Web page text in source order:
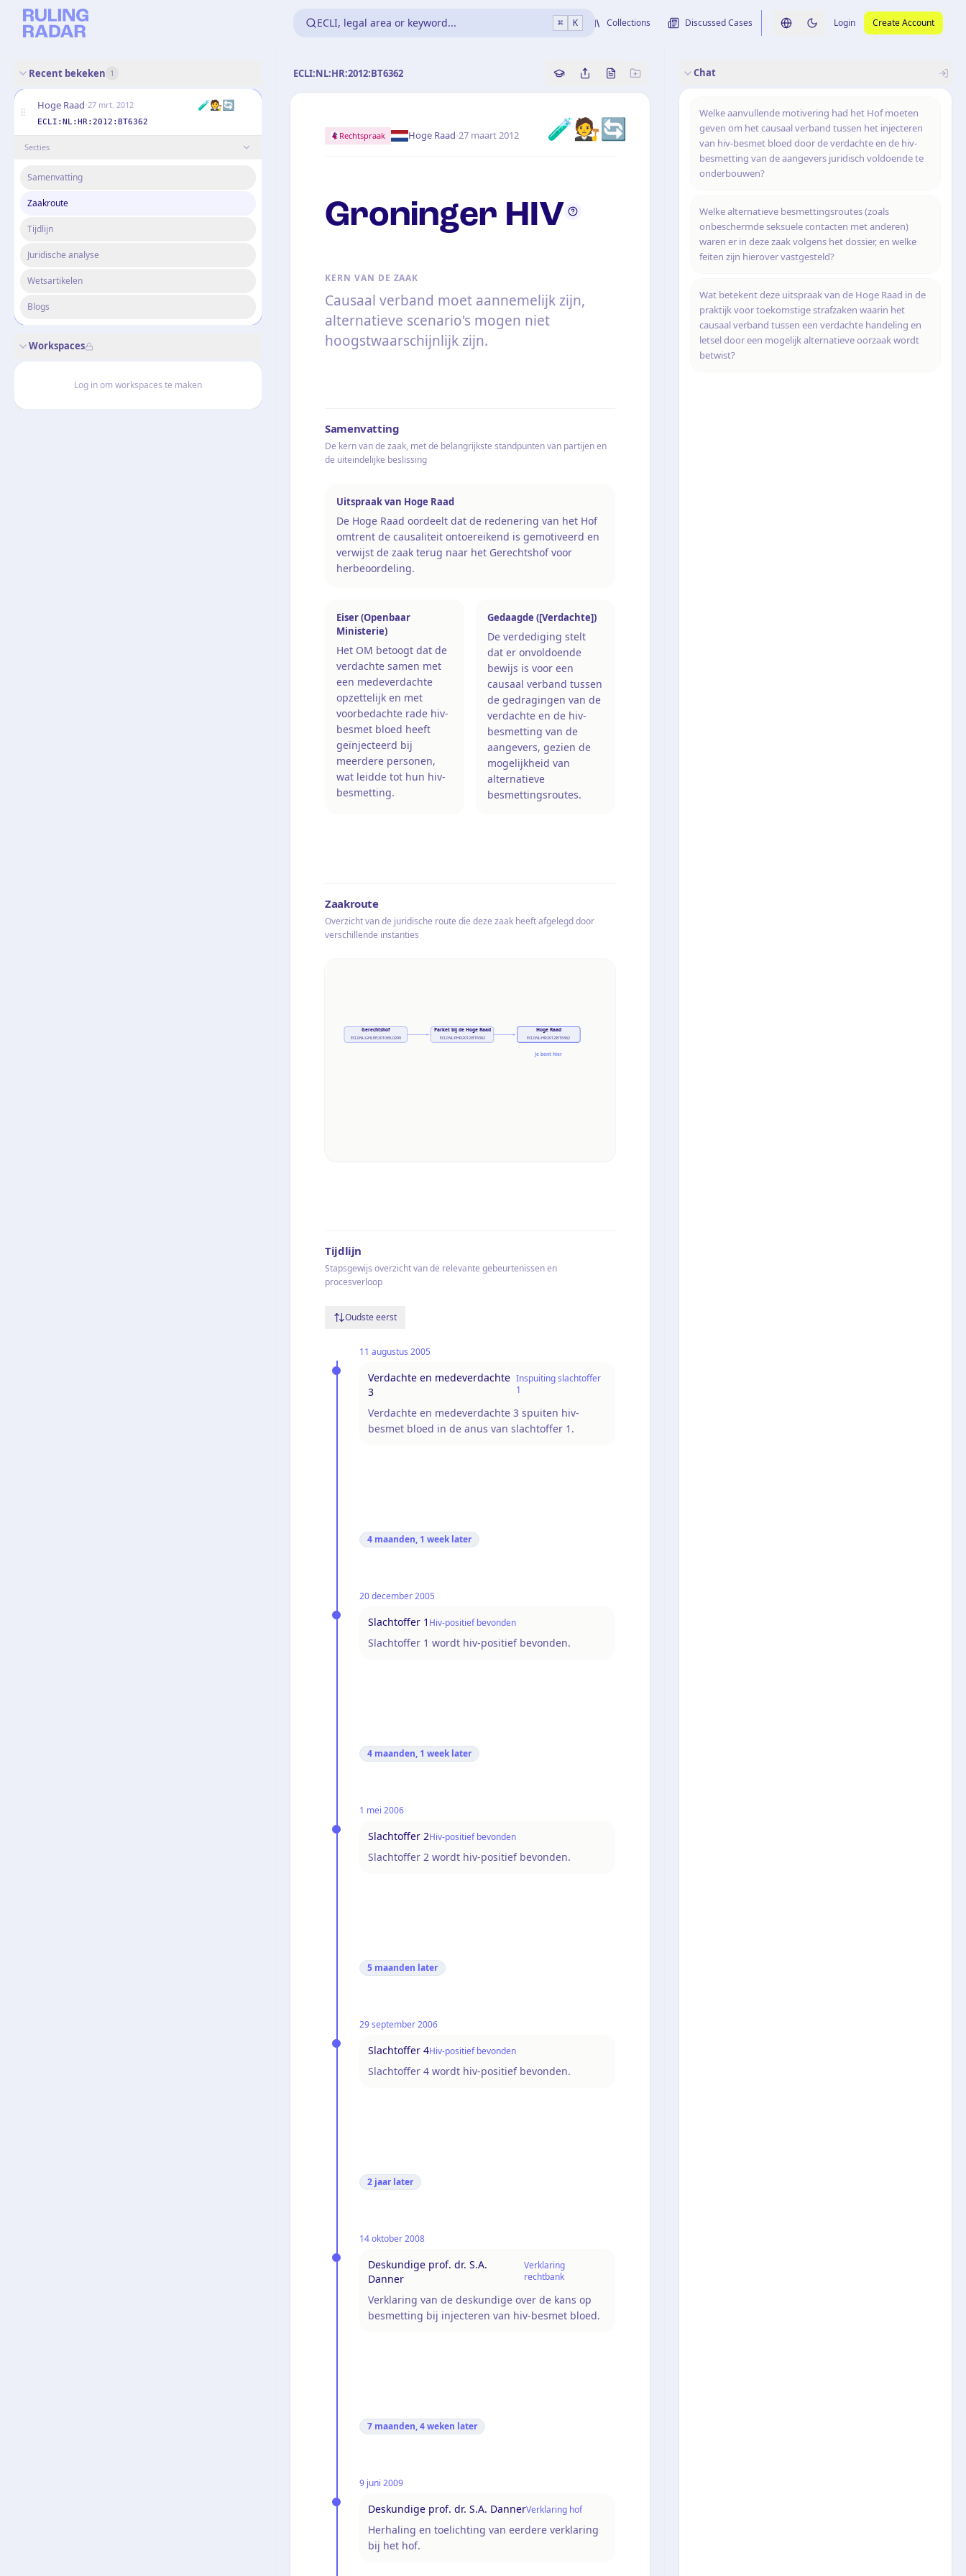
ECLI, legal area or keyword... ⌘ K Collections Discussed Cases Switch language
Switch to dark theme
Login Create Account
Recent bekeken 1
Hoge Raad·27 mrt. 2012 🧪🧑‍⚖️🔄
ECLI:NL:HR:2012:BT6362
Secties
Samenvatting
Zaakroute
Tijdlijn
Juridische analyse
Wetsartikelen
Blogs
Workspaces
Log in om workspaces te maken
ECLI:NL:HR:2012:BT6362 Copy source reference
Share this analysis
Bekijk originele uitspraak
🧪🧑‍⚖️🔄
Rechtspraak Hoge Raad·27 maart 2012
Groninger HIV
KERN VAN DE ZAAK
Causaal verband moet aannemelijk zijn,
alternatieve scenario's mogen niet
hoogstwaarschijnlijk zijn.
Samenvatting
De kern van de zaak, met de belangrijkste standpunten van partijen en
de uiteindelijke beslissing
Uitspraak van Hoge Raad
De Hoge Raad oordeelt dat de redenering van het Hof
omtrent de causaliteit ontoereikend is gemotiveerd en
verwijst de zaak terug naar het Gerechtshof voor
herbeoordeling.
Eiser (Openbaar
Ministerie)
Het OM betoogt dat de
verdachte samen met
een medeverdachte
opzettelijk en met
voorbedachte rade hiv-
besmet bloed heeft
geïnjecteerd bij
meerdere personen,
wat leidde tot hun hiv-
besmetting.
Gedaagde ([Verdachte])
De verdediging stelt
dat er onvoldoende
bewijs is voor een
causaal verband tussen
de gedragingen van de
verdachte en de hiv-
besmetting van de
aangevers, gezien de
mogelijkheid van
alternatieve
besmettingsroutes.
Zaakroute
Overzicht van de juridische route die deze zaak heeft afgelegd door
verschillende instanties
Gerechtshof
ECLI:NL:GHLEE:2010:BL0299
Parket bij de Hoge Raad
ECLI:NL:PHR:2012:BT6362
Hoge Raad
ECLI:NL:HR:2012:BT6362
Je bent hier
Tijdlijn
Stapsgewijs overzicht van de relevante gebeurtenissen en
procesverloop
Oudste eerst
11 augustus 2005
Verdachte en medeverdachte
3
Inspuiting slachtoffer
1
Verdachte en medeverdachte 3 spuiten hiv-
besmet bloed in de anus van slachtoffer 1.
4 maanden, 1 week later
20 december 2005
Slachtoffer 1 Hiv-positief bevonden
Slachtoffer 1 wordt hiv-positief bevonden.
4 maanden, 1 week later
1 mei 2006
Slachtoffer 2Hiv-positief bevonden
Slachtoffer 2 wordt hiv-positief bevonden.
5 maanden later
29 september 2006
Slachtoffer 4Hiv-positief bevonden
Slachtoffer 4 wordt hiv-positief bevonden.
2 jaar later
14 oktober 2008
Deskundige prof. dr. S.A.
Danner
Verklaring
rechtbank
Verklaring van de deskundige over de kans op
besmetting bij injecteren van hiv-besmet bloed.
7 maanden, 4 weken later
9 juni 2009
Deskundige prof. dr. S.A. DannerVerklaring hof
Herhaling en toelichting van eerdere verklaring
bij het hof.
Chat
Welke aanvullende motivering had het Hof moeten
geven om het causaal verband tussen het injecteren
van hiv-besmet bloed door de verdachte en de hiv-
besmetting van de aangevers juridisch voldoende te
onderbouwen?
Welke alternatieve besmettingsroutes (zoals
onbeschermde seksuele contacten met anderen)
waren er in deze zaak volgens het dossier, en welke
feiten zijn hierover vastgesteld?
Wat betekent deze uitspraak van de Hoge Raad in de
praktijk voor toekomstige strafzaken waarin het
causaal verband tussen een verdachte handeling en
letsel door een mogelijk alternatieve oorzaak wordt
betwist?